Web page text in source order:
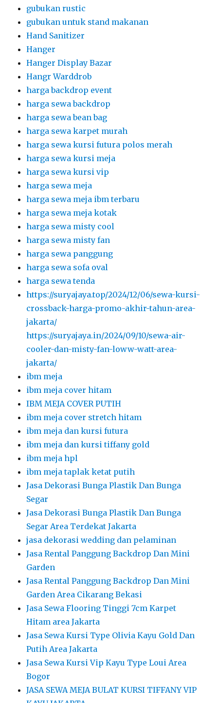
gubukan rustic
gubukan untuk stand makanan
Hand Sanitizer
Hanger
Hanger Display Bazar
Hangr Warddrob
harga backdrop event
harga sewa backdrop
harga sewa bean bag
harga sewa karpet murah
harga sewa kursi futura polos merah
harga sewa kursi meja
harga sewa kursi vip
harga sewa meja
harga sewa meja ibm terbaru
harga sewa meja kotak
harga sewa misty cool
harga sewa misty fan
harga sewa panggung
harga sewa sofa oval
harga sewa tenda
https://suryajaya.top/2024/12/06/sewa-kursi-
crossback-harga-promo-akhir-tahun-area-
jakarta/
https://suryajaya.in/2024/09/10/sewa-air-
cooler-dan-misty-fan-loww-watt-area-
jakarta/
ibm meja
ibm meja cover hitam
IBM MEJA COVER PUTIH
ibm meja cover stretch hitam
ibm meja dan kursi futura
ibm meja dan kursi tiffany gold
ibm meja hpl
ibm meja taplak ketat putih
Jasa Dekorasi Bunga Plastik Dan Bunga
Segar
Jasa Dekorasi Bunga Plastik Dan Bunga
Segar Area Terdekat Jakarta
jasa dekorasi wedding dan pelaminan
Jasa Rental Panggung Backdrop Dan Mini
Garden
Jasa Rental Panggung Backdrop Dan Mini
Garden Area Cikarang Bekasi
Jasa Sewa Flooring Tinggi 7cm Karpet
Hitam area Jakarta
Jasa Sewa Kursi Type Olivia Kayu Gold Dan
Putih Area Jakarta
Jasa Sewa Kursi Vip Kayu Type Loui Area
Bogor
JASA SEWA MEJA BULAT KURSI TIFFANY VIP